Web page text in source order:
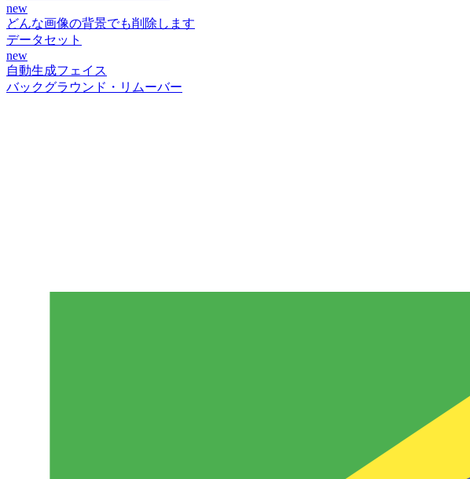
new
どんな画像の背景でも削除します
データセット
new
自動生成フェイス
バックグラウンド・リムーバー